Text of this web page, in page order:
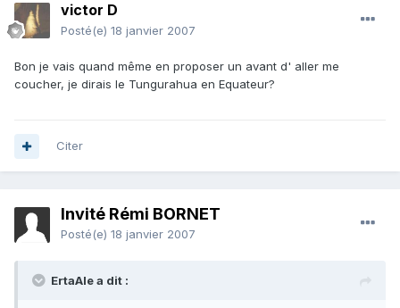
victor D
Posté(e) 18 janvier 2007
Bon je vais quand même en proposer un avant d' aller me
coucher, je dirais le Tungurahua en Equateur?
Citer
Invité Rémi BORNET
Posté(e) 18 janvier 2007
ErtaAle a dit :